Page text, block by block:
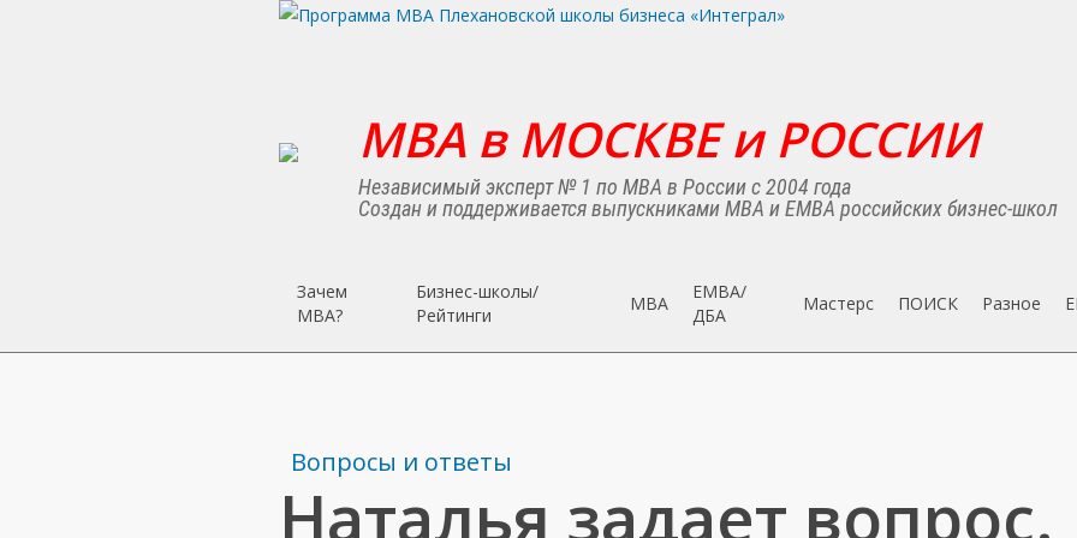
MBA в МОСКВЕ и РОССИИ
Независимый эксперт № 1 по MBA в России с 2004 года
Создан и поддерживается выпускниками MBA и EMBA российских бизнес-школ
Зачем
MBA?
Бизнес-школы/
Рейтинги
MBA
EMBA/
ДБA
Мастерс ПОИСК Разное
Вопросы и ответы
Наталья задает вопрос.